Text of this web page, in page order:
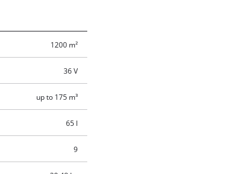
1200 m²
36 V
up to 175 m³
65 l
9